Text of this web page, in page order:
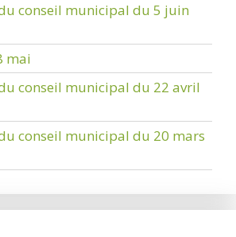
conseil municipal du 5 juin
mai
conseil municipal du 22 avril
conseil municipal du 20 mars